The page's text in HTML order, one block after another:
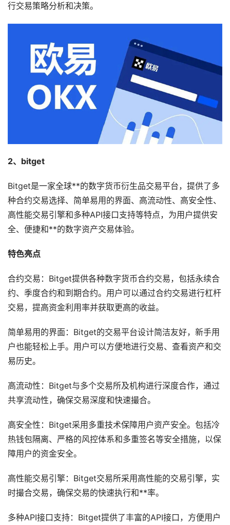
行交易策略分析和决策。
2、bitget
Bitget是一家全球**的数字货币衍生品交易平台，提供了多
种合约交易选择、简单易用的界面、高流动性、高安全性、
高性能交易引擎和多种API接口支持等特点，为用户提供安
全、便捷和**的数字资产交易体验。
特色亮点
合约交易：Bitget提供各种数字货币合约交易，包括永续合
约、季度合约和到期合约。用户可以通过合约交易进行杠杆
交易，提高资金利用率并获取更高的收益。
简单易用的界面：Bitget的交易平台设计简洁友好，新手用
户也能轻松上手。用户可以方便地进行交易、查看资产和交
易历史。
高流动性：Bitget与多个交易所及机构进行深度合作，通过
共享流动性，确保交易深度和快速撮合。
高安全性：Bitget采用多重技术保障用户资产安全。包括冷
热钱包隔离、严格的风控体系和多重签名等安全措施，以保
障用户的资金安全。
高性能交易引擎：Bitget交易所采用高性能的交易引擎，实
时撮合交易，确保交易的快速执行和**率。
多种API接口支持：Bitget提供了丰富的API接口，方便用户